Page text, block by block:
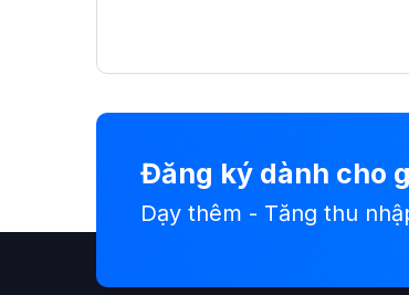
Đăng ký dành cho
Dạy thêm - Tăng thu